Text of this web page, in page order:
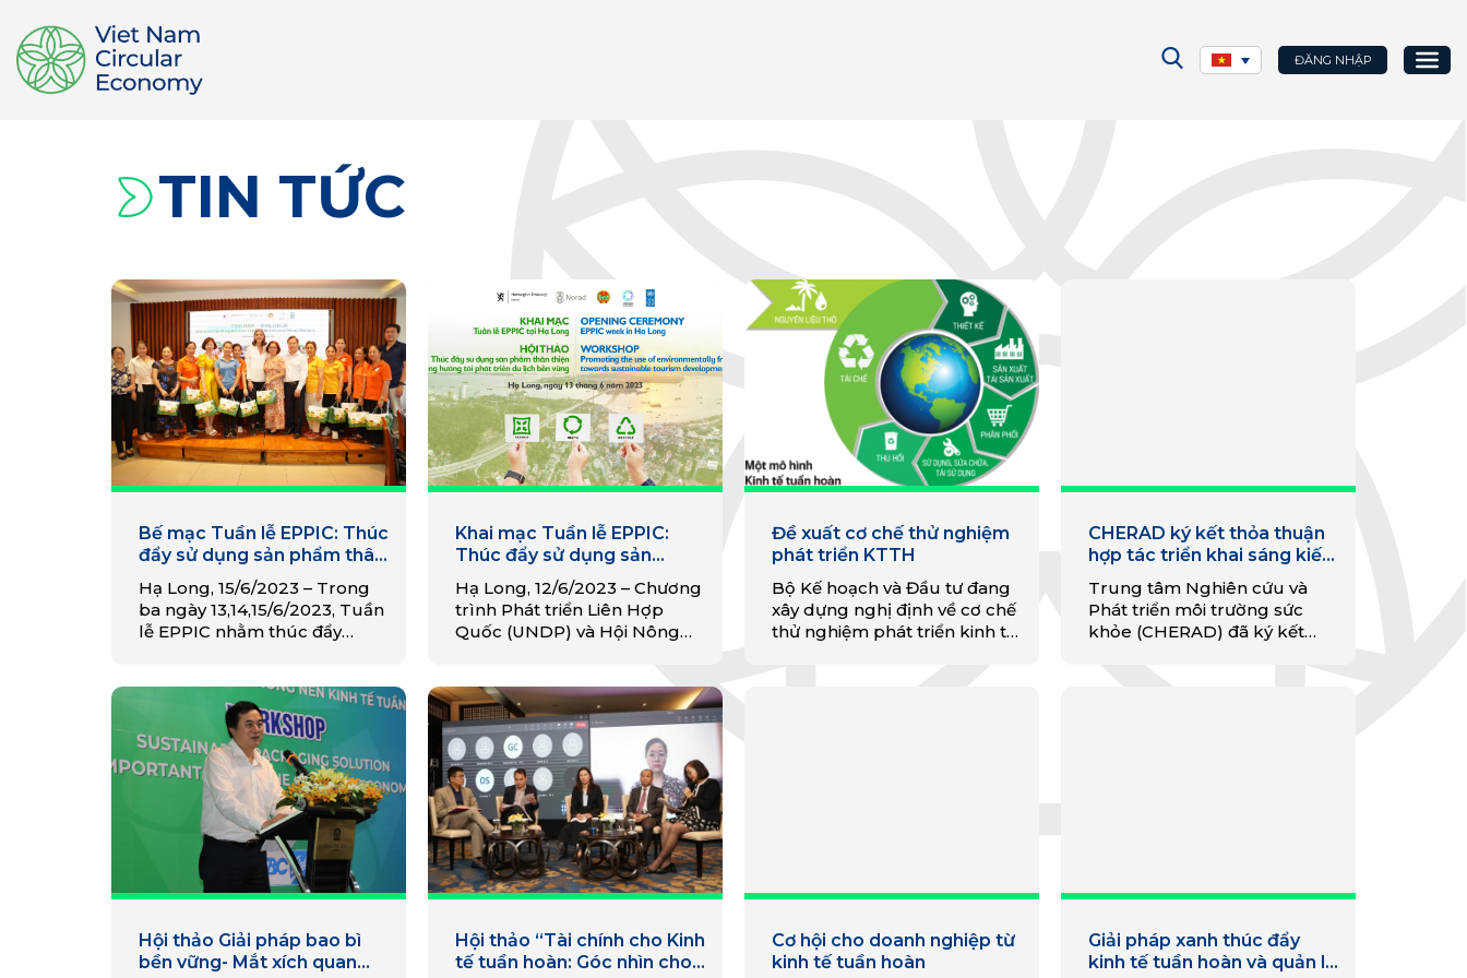
ĐĂNG NHẬP
TIN TỨC
Bế mạc Tuần lễ EPPIC: Thúc
đẩy sử dụng sản phẩm thân
thiện với môi trường hướng
tới phát triển du lịch bền
vững
Hạ Long, 15/6/2023 – Trong
ba ngày 13,14,15/6/2023, Tuần
lễ EPPIC nhằm thúc đẩy
giảm thiểu rác nhựa, hướng
đến phát triển du…
Khai mạc Tuần lễ EPPIC:
Thúc đẩy sử dụng sản
phẩm thân thiện với môi
trường hướng tới phát triển
du lịch bền vững
Hạ Long, 12/6/2023 – Chương
trình Phát triển Liên Hợp
Quốc (UNDP) và Hội Nông
Hạ Long từ ngày 13 –
15/6/2023…
Đề xuất cơ chế thử nghiệm
phát triển KTTH
Bộ Kế hoạch và Đầu tư đang
xây dựng nghị định về cơ chế
thử nghiệm phát triển kinh tế
CHERAD ký kết thỏa thuận
hợp tác triển khai sáng kiến
“Xây dựng Mô hình Kinh tế
tuần hoàn trong Quản lý
chất thải nhựa y tế”
Trung tâm Nghiên cứu và
Phát triển môi trường sức
khỏe (CHERAD) đã ký kết
Hội thảo Giải pháp bao bì
bền vững- Mắt xích quan
Hội thảo “Tài chính cho Kinh
tế tuần hoàn: Góc nhìn cho
Cơ hội cho doanh nghiệp từ
kinh tế tuần hoàn
Giải pháp xanh thúc đẩy
kinh tế tuần hoàn và quản lý